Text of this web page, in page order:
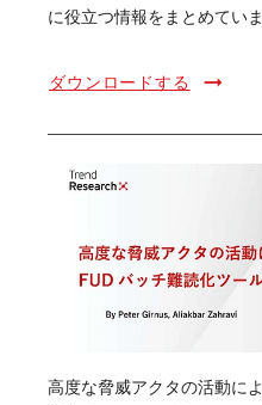
に役立つ情報をまとめていま
ダウンロードする
高度な脅威アクタの活動に